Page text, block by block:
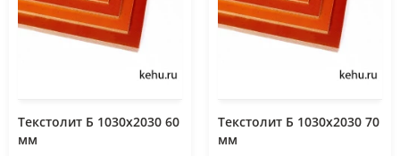
Текстолит Б 1030х2030 60
мм
Текстолит Б 1030х2030 70
мм